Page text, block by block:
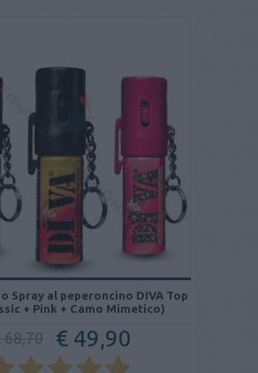
Spray al peperoncino DIVA Top
+ Pink + Camo Mimetico)
68,70 € 49,90